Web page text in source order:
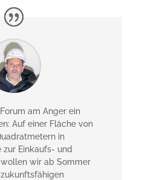
am Anger ein
Auf einer Fläche von
in
Einkaufs- und
wir ab Sommer